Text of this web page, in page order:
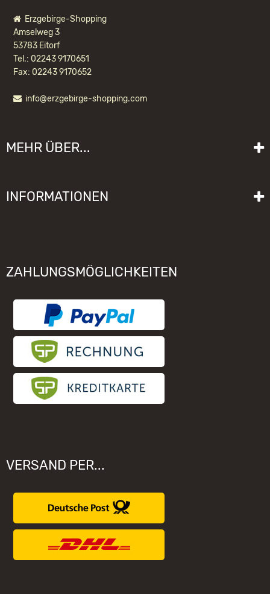
Erzgebirge-Shopping
Amselweg 3
53783 Eitorf
Tel.: 02243 9170651
Fax: 02243 9170652
info@erzgebirge-shopping.com
MEHR ÜBER...
Lieferzeit
Widerrufsrecht
INFORMATIONEN
Schwibbogen funktioniert nicht
Unsere Hersteller
ZAHLUNGSMÖGLICHKEITEN
VERSAND PER...